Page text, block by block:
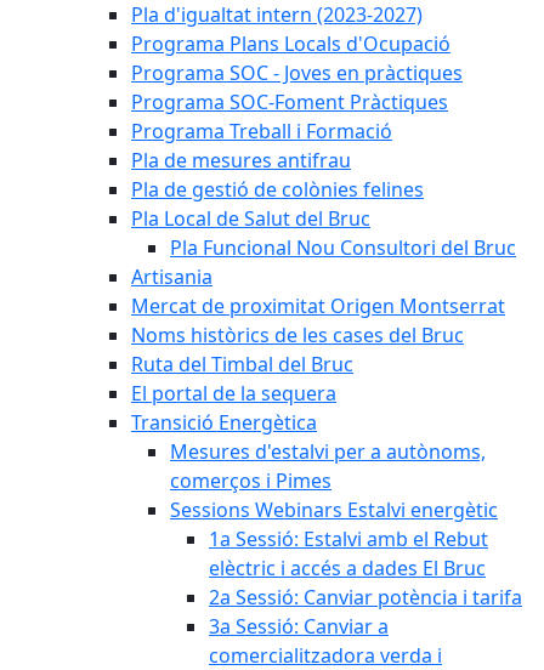
Pla d'igualtat intern (2023-2027)
Programa Plans Locals d'Ocupació
Programa SOC - Joves en pràctiques
Programa SOC-Foment Pràctiques
Programa Treball i Formació
Pla de mesures antifrau
Pla de gestió de colònies felines
Pla Local de Salut del Bruc
Pla Funcional Nou Consultori del Bruc
Artisania
Mercat de proximitat Origen Montserrat
Noms històrics de les cases del Bruc
Ruta del Timbal del Bruc
El portal de la sequera
Transició Energètica
Mesures d'estalvi per a autònoms,
comerços i Pimes
Sessions Webinars Estalvi energètic
1a Sessió: Estalvi amb el Rebut
elèctric i accés a dades El Bruc
2a Sessió: Canviar potència i tarifa
3a Sessió: Canviar a
comercialitzadora verda i